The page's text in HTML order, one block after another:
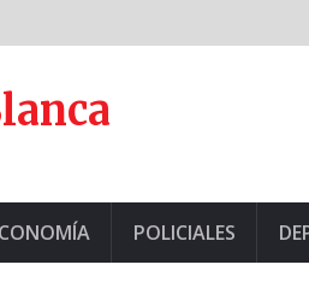
POLICIALES